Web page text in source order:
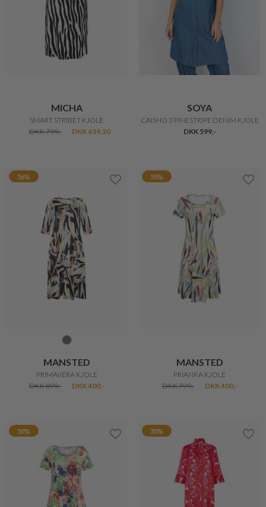
MICHA
SMART STRIBET KJOLE
DKK 799,-
DKK 639,20
SOYA
CAISHO 3 PINESTRIPE DENIM KJOLE
DKK 599,-
56%
MANSTED
PRIMAVERA KJOLE
DKK 899,-
DKK 400,-
50%
MANSTED
PRIANKA KJOLE
DKK 799,-
DKK 400,-
50% 30%